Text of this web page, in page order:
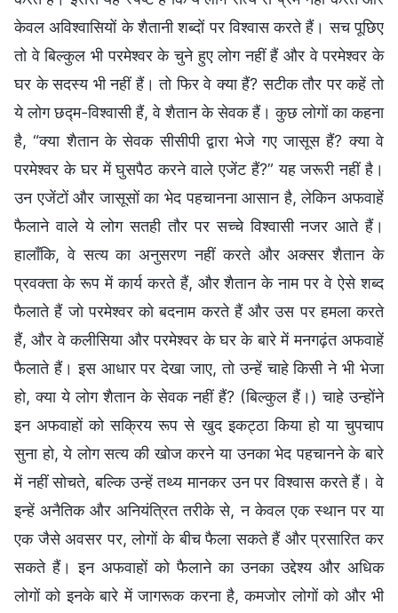
केवल अविश्वासियों के शैतानी शब्दों पर विश्वास करते हैं। सच पूछिए
तो वे बिल्कुल भी परमेश्वर के चुने हुए लोग नहीं हैं और वे परमेश्वर के
घर के सदस्य भी नहीं हैं। तो फिर वे क्या हैं? सटीक तौर पर कहें तो
ये लोग छद्म-विश्वासी हैं, वे शैतान के सेवक हैं। कुछ लोगों का कहना
है, “क्या शैतान के सेवक सीसीपी द्वारा भेजे गए जासूस हैं? क्या वे
परमेश्वर के घर में घुसपैठ करने वाले एजेंट हैं?” यह जरूरी नहीं है।
उन एजेंटों और जासूसों का भेद पहचानना आसान है, लेकिन अफवाहें
फैलाने वाले ये लोग सतही तौर पर सच्चे विश्वासी नजर आते हैं।
हालाँकि, वे सत्य का अनुसरण नहीं करते और अक्सर शैतान के
प्रवक्ता के रूप में कार्य करते हैं, और शैतान के नाम पर वे ऐसे शब्द
फैलाते हैं जो परमेश्वर को बदनाम करते हैं और उस पर हमला करते
हैं, और वे कलीसिया और परमेश्वर के घर के बारे में मनगढ़ंत अफवाहें
फैलाते हैं। इस आधार पर देखा जाए, तो उन्हें चाहे किसी ने भी भेजा
हो, क्या ये लोग शैतान के सेवक नहीं हैं? (बिल्कुल हैं।) चाहे उन्होंने
इन अफवाहों को सक्रिय रूप से खुद इकट्ठा किया हो या चुपचाप
सुना हो, ये लोग सत्य की खोज करने या उनका भेद पहचानने के बारे
में नहीं सोचते, बल्कि उन्हें तथ्य मानकर उन पर विश्वास करते हैं। वे
इन्हें अनैतिक और अनियंत्रित तरीके से, न केवल एक स्थान पर या
एक जैसे अवसर पर, लोगों के बीच फैला सकते हैं और प्रसारित कर
सकते हैं। इन अफवाहों को फैलाने का उनका उद्देश्य और अधिक
लोगों को इनके बारे में जागरूक करना है, कमजोर लोगों को और भी